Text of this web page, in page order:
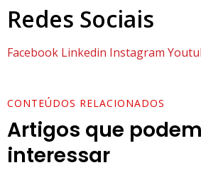
Redes Sociais
Facebook Linkedin Instagram
CONTEÚDOS RELACIONADOS
Artigos que
interessar